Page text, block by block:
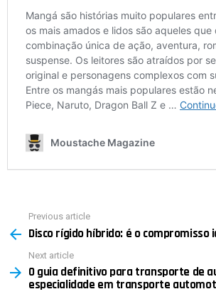
more
Previous article
Disco rígido híbrido: é o compromisso
Next article
O guia definitivo para transporte de
especialidade em transporte